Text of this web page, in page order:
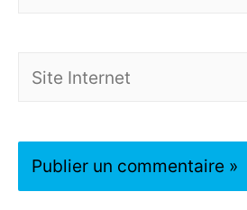
Site